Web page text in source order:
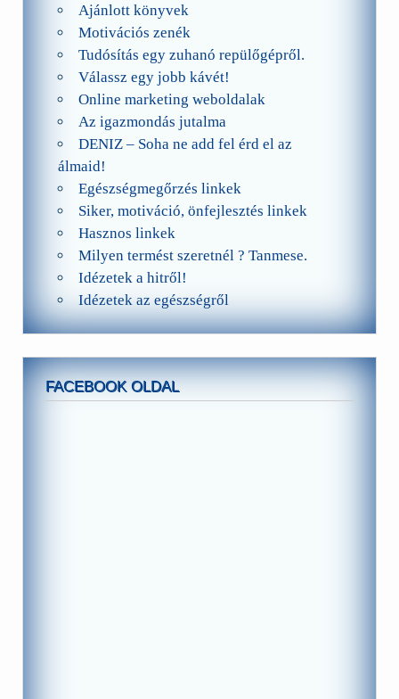
Ajánlott könyvek
Motivációs zenék
Tudósítás egy zuhanó repülőgépről.
Válassz egy jobb kávét!
Online marketing weboldalak
Az igazmondás jutalma
DENIZ – Soha ne add fel érd el az
álmaid!
Egészségmegőrzés linkek
Siker, motiváció, önfejlesztés linkek
Hasznos linkek
Milyen termést szeretnél ? Tanmese.
Idézetek a hitről!
Idézetek az egészségről
FACEBOOK OLDAL